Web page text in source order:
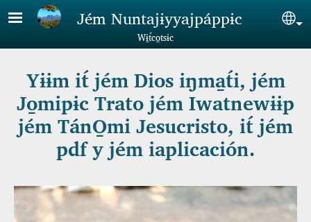
Skip to main contentJém Nuntajɨyyajpáppɨc
Wɨ̱t́co̱tsɨc
Yɨɨm it́ jém Dios iŋma̱t́i, jém
Jo̱mipɨc Trato jém Iwatnewɨɨp
jém TánO̱mi Jesucristo, it́ jém
pdf y jém iaplicación.